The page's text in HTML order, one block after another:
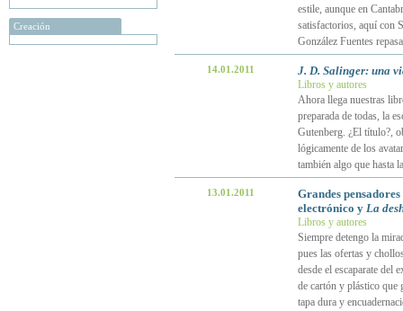
Creación
estile, aunque en
satisfactorios, aquí con
González Fuentes
14.01.2011 J. D. Salinger: una
Libros y autores
Ahora llega nuestras
preparada de todas, la
Gutenberg. ¿El título?,
lógicamente de los
también algo que hasta
13.01.2011
Grandes
electrónico y La
Libros y autores
Siempre detengo la
pues las ofertas y
desde el escaparate del
de cartón y plástico que
tapa dura y